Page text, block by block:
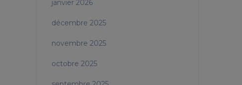
janvier 2026
décembre 2025
novembre 2025
octobre 2025